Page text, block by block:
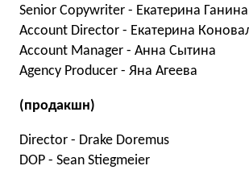
Senior Copywriter - Екатерина Ганина
Account Director - Екатерина
Account Manager - Анна Сытина
Agency Producer - Яна Агеева
(продакшн)
Director - Drake Doremus
DOP - Sean Stiegmeier